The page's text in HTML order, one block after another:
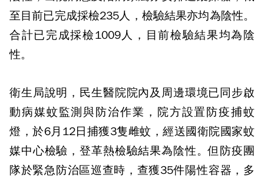
至目前已完成採檢235人，檢驗結果亦均為陰性。
合計已完成採檢1009人，目前檢驗結果均為陰
性。
衛生局說明，民生醫院院內及周邊環境已同步啟
動病媒蚊監測與防治作業，院方設置防疫捕蚊
燈，於6月12日捕獲3隻雌蚊，經送國衛院國家蚊
媒中心檢驗，登革熱檢驗結果為陰性。但防疫團
隊於緊急防治區巡查時，查獲35件陽性容器，多